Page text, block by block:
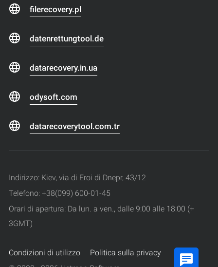
filerecovery.pl
datenrettungtool.de
datarecovery.in.ua
odysoft.com
datarecoverytool.com.tr
Indirizzo: Kiev, via di Eroi di Dnepr, 43/12
Telefono: +38(099) 600-01-45
Orari di apertura: Da lun. a ven., dalle 9:00 alle 18:00 (+
3GMT)
Condizioni di utilizzo
Politica sulla privacy